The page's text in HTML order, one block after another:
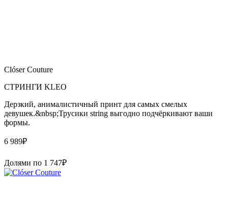
Clóser Couture
СТРИНГИ KLEO
Дерзкий, анималистичный принт для самых смелых
девушек.&nbsp;Трусики string выгодно подчёркивают ваши
формы.
6 989₽
Долями по 1 747₽